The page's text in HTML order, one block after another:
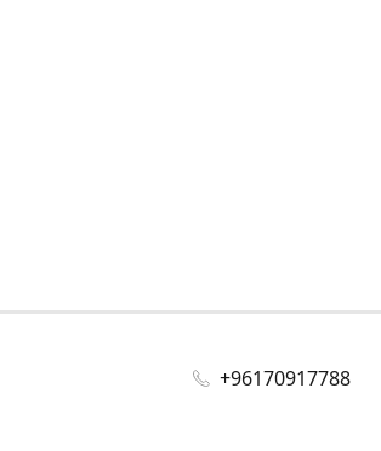
+96170917788